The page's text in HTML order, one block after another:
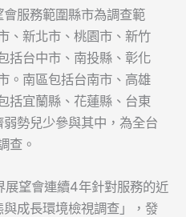
服務範圍縣市為調查範
、新北市、桃園市、新竹
括台中市、南投縣、彰化
。南區包括台南市、高雄
括宜蘭縣、花蓮縣、台東
勢兒少參與其中，為全台
查。
展望會連續4年針對服務的近
成長環境檢視調查」，發